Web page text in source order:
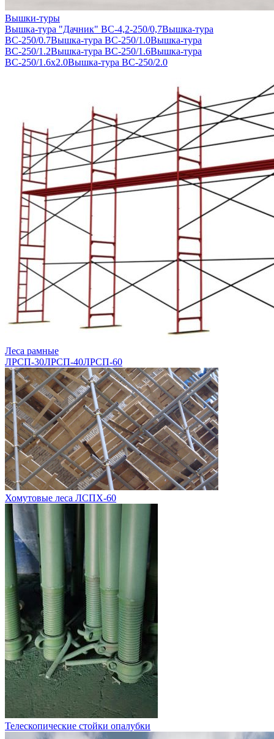
Вышки-туры
Вышка-тура "Дачник" ВС-4,2-250/0,7Вышка-тура
ВС-250/0.7Вышка-тура ВС-250/1.0Вышка-тура
ВС-250/1.2Вышка-тура ВС-250/1.6Вышка-тура
ВС-250/1.6х2.0Вышка-тура ВС-250/2.0
Леса рамные
ЛРСП-30ЛРСП-40ЛРСП-60
Хомутовые леса ЛСПХ-60
Телескопические стойки опалубки